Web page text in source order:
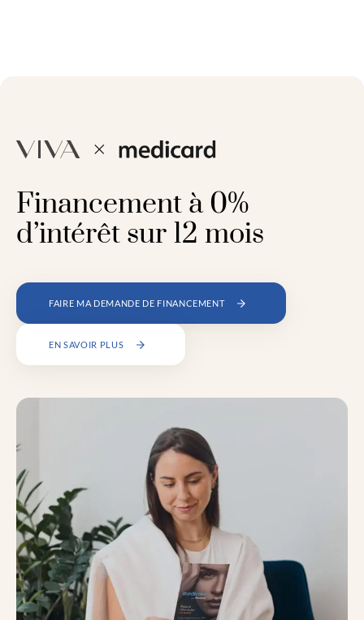
Financement à 0%
d’intérêt sur 12 mois
FAIRE MA DEMANDE DE FINANCEMENT
EN SAVOIR PLUS